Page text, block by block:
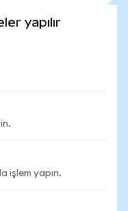
yapılır
işlem yapın.